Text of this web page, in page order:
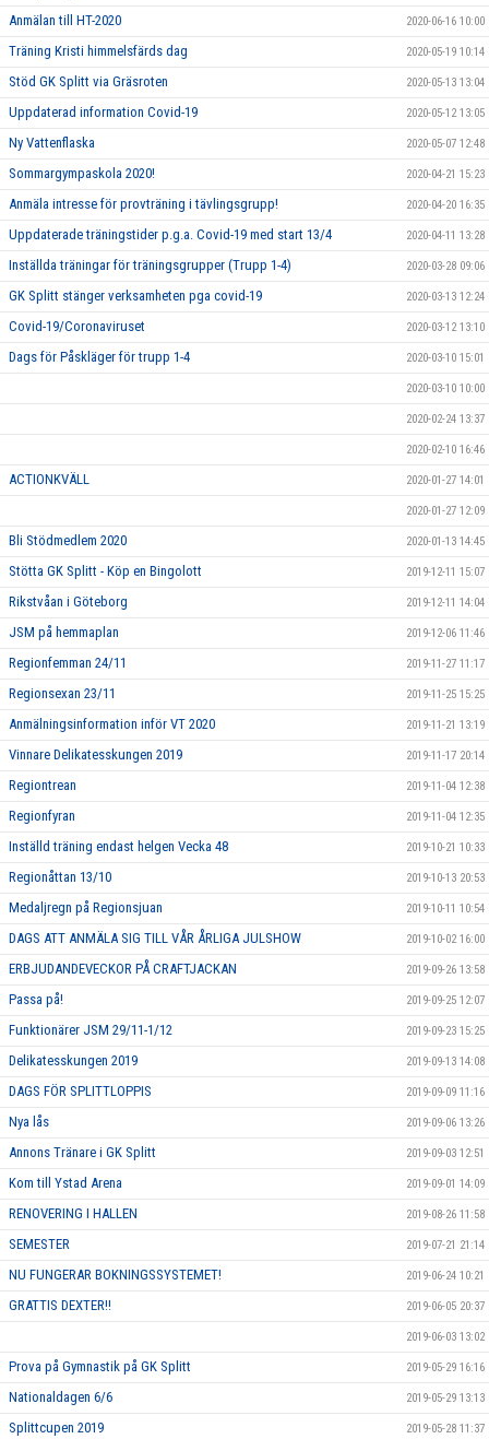
Anmälan till HT-2020 2020-06-16 10:00
Träning Kristi himmelsfärds dag 2020-05-19 10:14
Stöd GK Splitt via Gräsroten 2020-05-13 13:04
Uppdaterad information Covid-19 2020-05-12 13:05
Ny Vattenflaska 2020-05-07 12:48
Sommargympaskola 2020! 2020-04-21 15:23
Anmäla intresse för provträning i tävlingsgrupp! 2020-04-20 16:35
Uppdaterade träningstider p.g.a. Covid-19 med start 13/4 2020-04-11 13:28
Inställda träningar för träningsgrupper (Trupp 1-4) 2020-03-28 09:06
GK Splitt stänger verksamheten pga covid-19 2020-03-13 12:24
Covid-19/Coronaviruset 2020-03-12 13:10
Dags för Påskläger för trupp 1-4 2020-03-10 15:01
2020-03-10 10:00
2020-02-24 13:37
2020-02-10 16:46
ACTIONKVÄLL 2020-01-27 14:01
2020-01-27 12:09
Bli Stödmedlem 2020 2020-01-13 14:45
Stötta GK Splitt - Köp en Bingolott 2019-12-11 15:07
Rikstvåan i Göteborg 2019-12-11 14:04
JSM på hemmaplan 2019-12-06 11:46
Regionfemman 24/11 2019-11-27 11:17
Regionsexan 23/11 2019-11-25 15:25
Anmälningsinformation inför VT 2020 2019-11-21 13:19
Vinnare Delikatesskungen 2019 2019-11-17 20:14
Regiontrean 2019-11-04 12:38
Regionfyran 2019-11-04 12:35
Inställd träning endast helgen Vecka 48 2019-10-21 10:33
Regionåttan 13/10 2019-10-13 20:53
Medaljregn på Regionsjuan 2019-10-11 10:54
DAGS ATT ANMÄLA SIG TILL VÅR ÅRLIGA JULSHOW 2019-10-02 16:00
ERBJUDANDEVECKOR PÅ CRAFTJACKAN 2019-09-26 13:58
Passa på! 2019-09-25 12:07
Funktionärer JSM 29/11-1/12 2019-09-23 15:25
Delikatesskungen 2019 2019-09-13 14:08
DAGS FÖR SPLITTLOPPIS 2019-09-09 11:16
Nya lås 2019-09-06 13:26
Annons Tränare i GK Splitt 2019-09-03 12:51
Kom till Ystad Arena 2019-09-01 14:09
RENOVERING I HALLEN 2019-08-26 11:58
SEMESTER 2019-07-21 21:14
NU FUNGERAR BOKNINGSSYSTEMET! 2019-06-24 10:21
GRATTIS DEXTER!! 2019-06-05 20:37
2019-06-03 13:02
Prova på Gymnastik på GK Splitt 2019-05-29 16:16
Nationaldagen 6/6 2019-05-29 13:13
Splittcupen 2019 2019-05-28 11:37